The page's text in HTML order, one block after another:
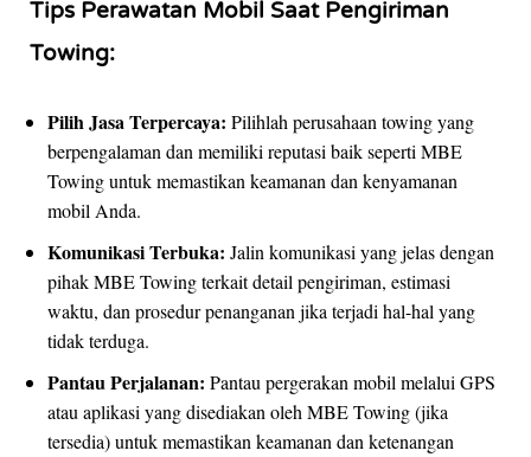
Tips Perawatan Mobil Saat Pengiriman
Towing:
Pilih Jasa Terpercaya: Pilihlah perusahaan towing yang
berpengalaman dan memiliki reputasi baik seperti MBE
Towing untuk memastikan keamanan dan kenyamanan
mobil Anda.
Komunikasi Terbuka: Jalin komunikasi yang jelas dengan
pihak MBE Towing terkait detail pengiriman, estimasi
waktu, dan prosedur penanganan jika terjadi hal-hal yang
tidak terduga.
Pantau Perjalanan: Pantau pergerakan mobil melalui GPS
atau aplikasi yang disediakan oleh MBE Towing (jika
tersedia) untuk memastikan keamanan dan ketenangan